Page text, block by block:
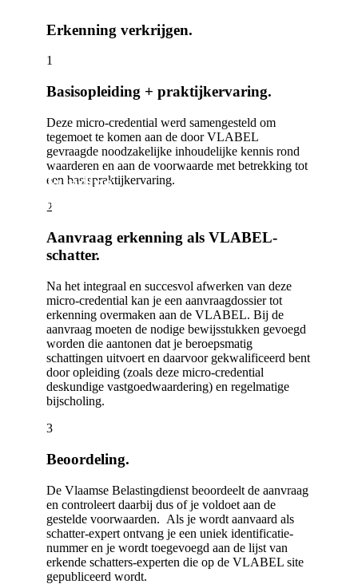
Deskundige
vastgoedwaardering.
Erkenning verkrijgen.
1
Basisopleiding + praktijkervaring.
Deze micro-credential werd samengesteld om
tegemoet te komen aan de door VLABEL
gevraagde noodzakelijke inhoudelijke kennis rond
waarderen en aan de voorwaarde met betrekking tot
een basispraktijkervaring.
2
Aanvraag erkenning als VLABEL-
schatter.
Na het integraal en succesvol afwerken van deze
micro-credential kan je een aanvraag­dossier tot
erkenning overmaken aan de VLABEL. Bij de
aanvraag moeten de nodige bewijs­stukken gevoegd
worden die aantonen dat je beroeps­matig
schattingen uitvoert en daarvoor gekwalifi­ceerd bent
door opleiding (zoals deze micro-credential
deskundige vastgoed­waardering) en regelmatige
bijscholing.
3
Beoordeling.
De Vlaamse Belastingdienst beoordeelt de aanvraag
en controleert daarbij dus of je voldoet aan de
gestelde voorwaarden. Als je wordt aanvaard als
schatter-expert ontvang je een uniek identificatie­
nummer en je wordt toegevoegd aan de lijst van
erkende schatters-experten die op de VLABEL site
gepubliceerd wordt.